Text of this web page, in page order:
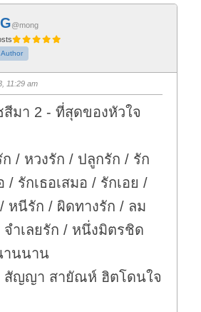
@mong
Author
11:29 am
สีมา 2 - ที่สุดของหัวใจ
/ หวงรัก / ปลูกรัก / รัก
/ รักเธอเสมอ / รักเอย /
หนีรัก / ผิดทางรัก / ลม
ำเลยรัก / หนึ่งมิตรชิด
านนาน
สัญญา สายัณห์ ฮิตโดนใจ